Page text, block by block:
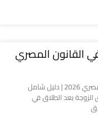
القانون المصري
حقوق الزوجة بعد الطلاق في القانون المصري 2026 | دليل شامل
الزوجة بعد الطلاق في